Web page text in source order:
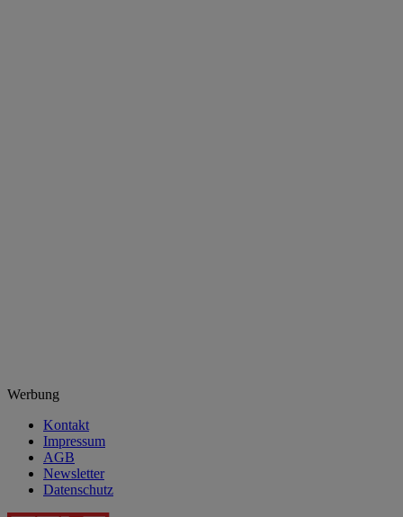
Werbung
Kontakt
Impressum
AGB
Newsletter
Datenschutz